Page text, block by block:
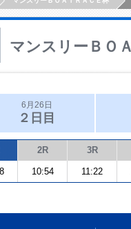
マンスリーＢＯ
6月26日
２日目
2R 3R
10:54 11:22